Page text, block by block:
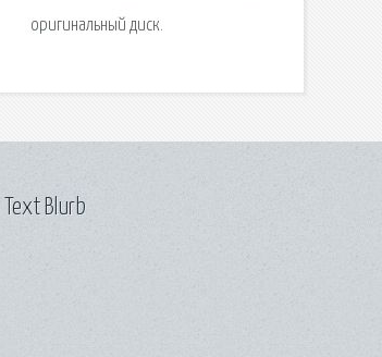
оригинальный диск.
Blurb